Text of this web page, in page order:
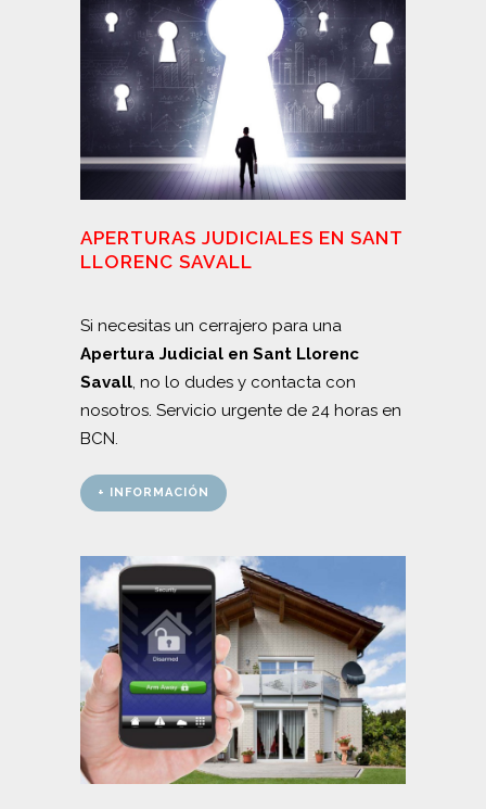
APERTURAS JUDICIALES EN SANT
LLORENC SAVALL
Si necesitas un cerrajero para una
Apertura Judicial en Sant Llorenc
Savall , no lo dudes y contacta con
nosotros. Servicio urgente de 24 horas en
BCN.
+ INFORMACIÓN